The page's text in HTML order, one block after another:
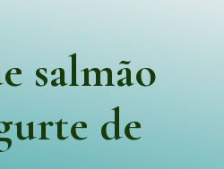
salmão
de